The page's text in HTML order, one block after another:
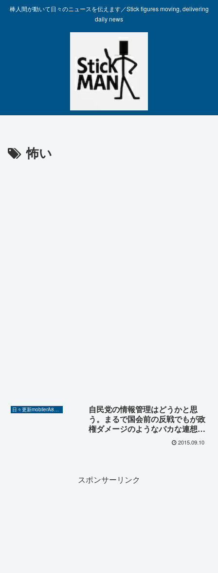
棒人間が動いて日々のニュースを伝えます／Stick figures moving, delivering
daily news
怖い
日々更新mobilerA8（Yahoo!ニュースを毎日ウォッチ）
自民党の情報管理はどうかと思
う。まるで国会前の反戦でもが政
権ダメージのようなバカな連想を
させる弱気な面を見せるべきでは
2015.09.10
スポンサーリンク